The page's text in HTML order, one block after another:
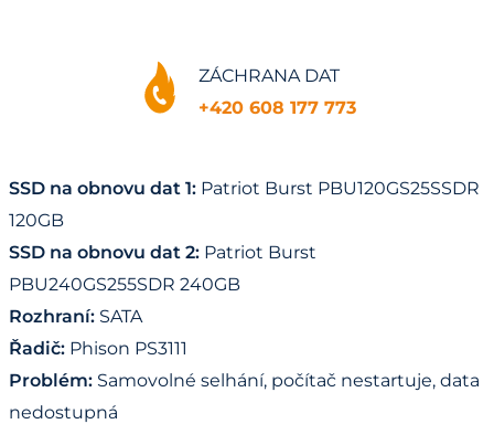
ZÁCHRANA DAT
+420 608 177 773
SSD na obnovu dat 1: Patriot Burst PBU120GS25SSDR
120GB
SSD na obnovu dat 2: Patriot Burst
PBU240GS255SDR 240GB
Rozhraní: SATA
Řadič: Phison PS3111
Problém: Samovolné selhání, počítač nestartuje, data
nedostupná